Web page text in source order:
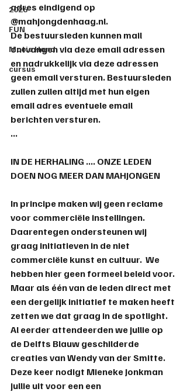
2026
FUN
Mooie Hand
cursus
adres eindigend op
@mahjongdenhaag.nl.
De bestuursleden kunnen mail
ontvangen via deze email adressen
en nadrukkelijk via deze adressen
geen email versturen. Bestuursleden
zullen zullen altijd met hun eigen
email adres eventuele email
berichten versturen.
...
IN DE HERHALING .... ONZE LEDEN
DOEN NOG MEER DAN MAHJONGEN
In principe maken wij geen reclame
voor commerciële instellingen.
Daarentegen ondersteunen wij
graag initiatieven in de niet
commerciële kunst en cultuur.  We
hebben hier geen formeel beleid voor.
Maar als één van de leden direct met
een dergelijk initiatief te maken heeft
zetten we dat graag in de spotlight.
Al eerder attendeerden we jullie op
de Delfts Blauw geschilderde
creaties van Wendy van der Smitte.
Deze keer nodigt Mieneke Jonkman
jullie uit voor een een